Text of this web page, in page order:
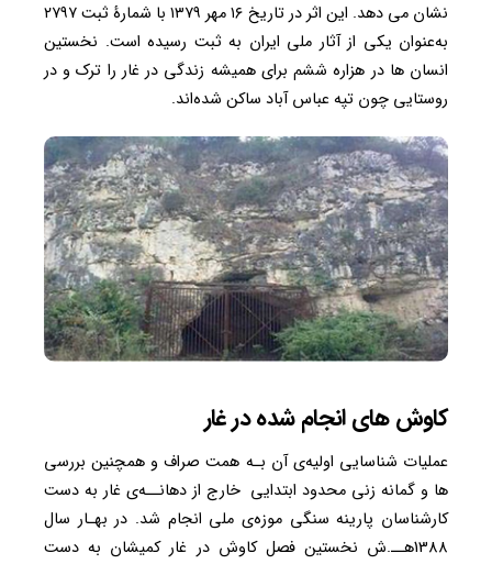
نشان می دهد. این اثر در تاریخ ۱۶ مهر ۱۳۷۹ با شمارهٔ ثبت ۲۷۹۷
به‌عنوان یکی از آثار ملی ایران به ثبت رسیده است. نخستین
انسان‌ ها در هزاره ششم برای همیشه زندگی در غار را ترک و در
روستایی چون تپه عباس آباد ساکن شده‌اند.
کاوش های انجام شده در غار
عملیات شناسایی اولیه‌ی آن بـه همت صراف و همچنین بررسی
ها و گمانه زنی محدود ابتدایی خارج از دهانــه‌ی غار به دست
کارشناسان پارینه سنگی موزه‌ی ملی انجام شد. در بهـار سال
1388هــ.ش نخستین فصل کاوش در غار کمیشان به دست